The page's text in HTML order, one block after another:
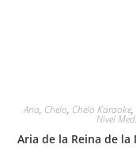
Aria, Chelo, Chelo Karaoke,
Nivel
Aria de la Reina de